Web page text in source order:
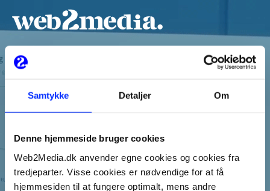
Samtykke Detaljer Om
Denne hjemmeside bruger cookies
Web2Media.dk anvender egne cookies og cookies fra
tredjeparter. Visse cookies er nødvendige for at få
hjemmesiden til at fungere optimalt, mens andre
BEREGN EKSTRA OMSÆTNING MED
KONVERTERINGSOPTIMERING
Med konverteringsoptimering fokuserer du på at gøre
der måske ikke køber. Indtast 3 tal og se, hvor meget
ekstra omsætning du potentielt kan få ud af din webshop
med konverteringsoptimering.
fddfsfdsnittet? Vi har samlet vores kunders konvertering som
#F1F1F1
#F1F1F1